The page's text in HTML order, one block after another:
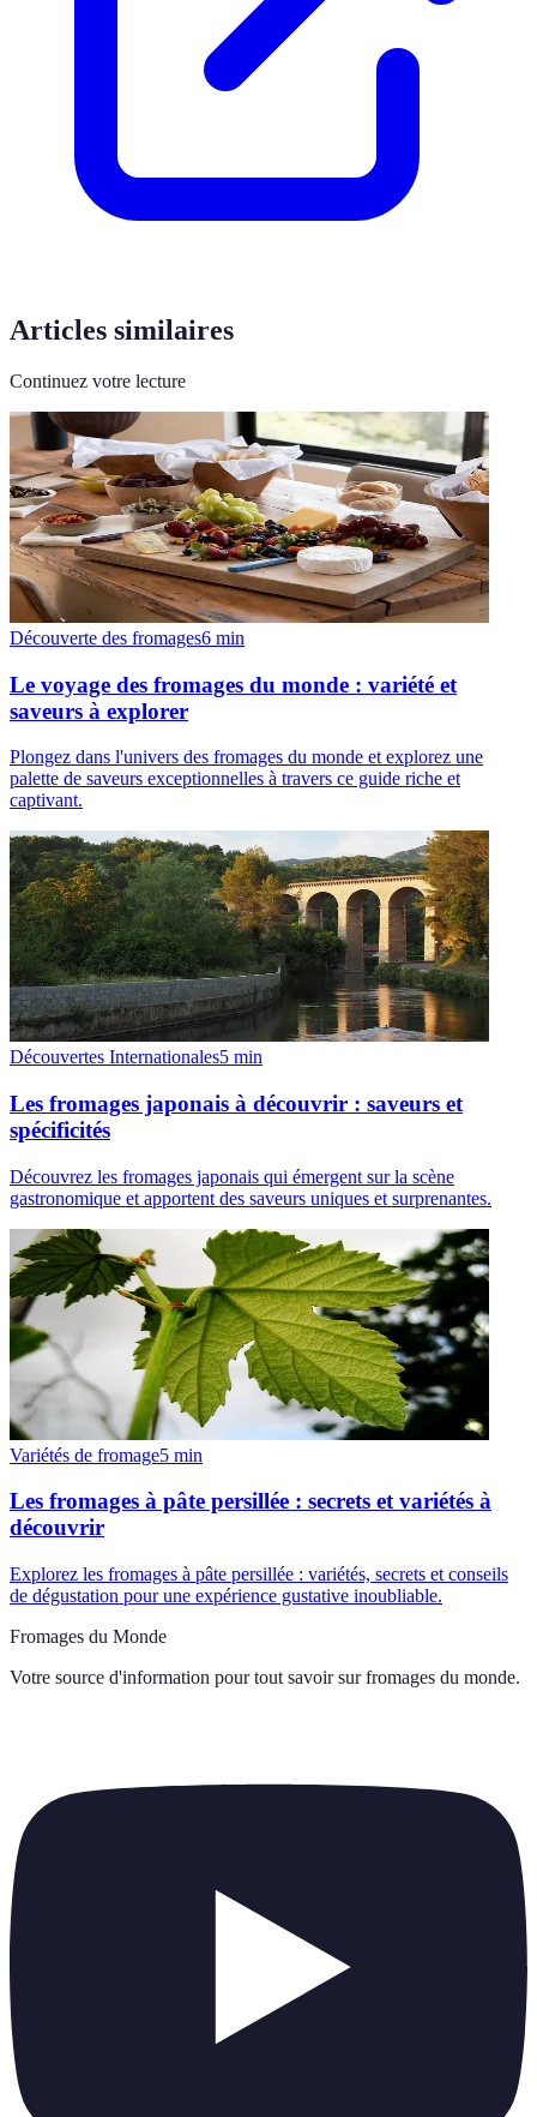
Articles similaires
Continuez votre lecture
Découverte des fromages6 min
Le voyage des fromages du monde : variété et
saveurs à explorer
Plongez dans l'univers des fromages du monde et explorez une
palette de saveurs exceptionnelles à travers ce guide riche et
captivant.
Découvertes Internationales5 min
Les fromages japonais à découvrir : saveurs et
spécificités
Découvrez les fromages japonais qui émergent sur la scène
gastronomique et apportent des saveurs uniques et surprenantes.
Variétés de fromage5 min
Les fromages à pâte persillée : secrets et variétés à
découvrir
Explorez les fromages à pâte persillée : variétés, secrets et conseils
de dégustation pour une expérience gustative inoubliable.
Fromages du Monde
Votre source d'information pour tout savoir sur fromages du monde.